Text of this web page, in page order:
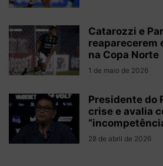
Catarozzi e
reaparecerem
na Copa Norte
1 de maio de 2026
Presidente do
crise e avalia
28 de abril de 2026